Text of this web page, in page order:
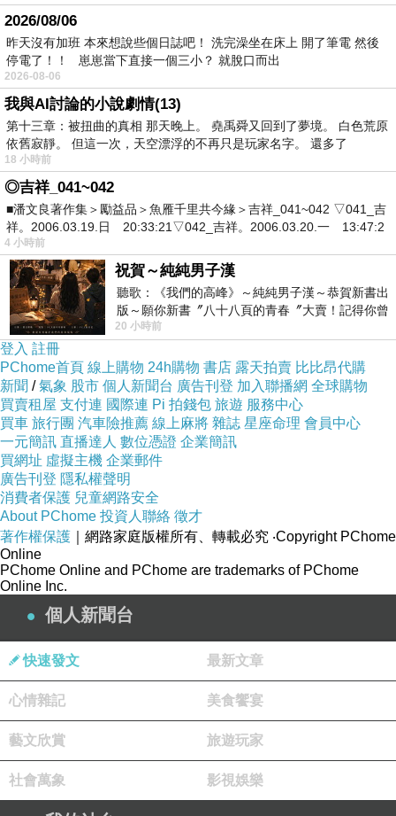
就讓我來一一分享 ，一吃就上癮的好麵食
口味還不只單一的一種，有很多種風味，任君挑選
先來分享這三種口味-----醬香麻辣風味、綠咖哩椰奶、乳
香麻醬風味
其中前兩款都是帶有辣度的，只有乳香麻醬風味是不辣
的，也深受小孩的喜愛呢
這一款醬香麻辣風味，外包裝的色系跟圖案，還滿符合吃
起來的感覺呢
(差別在於煮完後，沒有那個辣椒跟蔥)
但上頭有句話-------好麵會說話，真的是說到心坎處ㄚ!!!!!!!!
吃完的感覺就是-----爽，好吃!!!!!!!!
烹調方式的圖示解說，以及封口處的有效日期標示
2026/08/06
昨天沒有加班 本來想說些個日誌吧！ 洗完澡坐在床上 開了筆電 然後
停電了！！ 崽崽當下直接一個三小？ 就脫口而出
2026-08-06
我與AI討論的小說劇情(13)
第十三章：被扭曲的真相 那天晚上。 堯禹舜又回到了夢境。 白色荒原
依舊寂靜。 但這一次，天空漂浮的不再只是玩家名字。 還多了
18 小時前
◎吉祥_041~042
■潘文良著作集＞勵益品＞魚雁千里共今緣＞吉祥_041~042 ▽041_吉
祥。2006.03.19.日 20:33:21▽042_吉祥。2006.03.20.一 13:47:2
4 小時前
祝賀～純純男子漢
聽歌：《我們的高峰》～純純男子漢～恭賀新書出
版～願你新書〞八十八頁的青春〞大賣！記得你曾
經在我的版留言…「好讚的圖^^感覺大家
20 小時前
登入 註冊
PChome首頁 線上購物 24h購物 書店 露天拍賣 比比昂代購
新聞 /氣象 股市 個人新聞台 廣告刊登 加入聯播網 全球購物
買賣租屋 支付連 國際連 Pi 拍錢包 旅遊 服務中心
買車 旅行團 汽車險推薦 線上麻將 雜誌 星座命理 會員中心
一元簡訊 直播達人 數位憑證 企業簡訊
買網址 虛擬主機 企業郵件
廣告刊登 隱私權聲明
消費者保護 兒童網路安全
About PChome 投資人聯絡 徵才
著作權保護 ｜網路家庭版權所有、轉載必究 ‧Copyright PChome
Online
PChome Online and PChome are trademarks of PChome
Online Inc.
個人新聞台
快速發文 最新文章
心情雜記 美食饗宴
藝文欣賞 旅遊玩家
社會萬象 影視娛樂